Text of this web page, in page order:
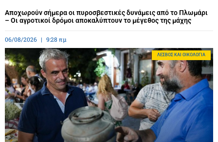
Αποχωρούν σήμερα οι πυροσβεστικές δυνάμεις από το Πλωμάρι
– Οι αγροτικοί δρόμοι αποκαλύπτουν το μέγεθος της μάχης
06/08/2026 9:28 πμ
ΛΈΣΒΟΣ ΚΑΙ ΟΙΚΟΛΟΓΊΑ